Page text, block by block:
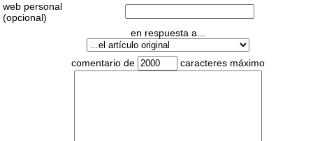
web personal
(opcional)
en respuesta a...
comentario de caracteres máximo